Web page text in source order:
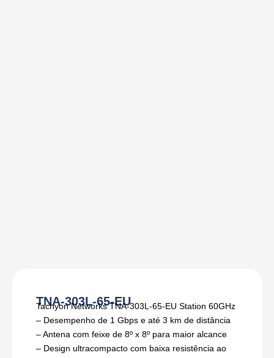
TNA-303L-65-EU
Tachyon Networks TNA-303L-65-EU Station 60GHz
– Desempenho de 1 Gbps e até 3 km de distância
– Antena com feixe de 8º x 8º para maior alcance
– Design ultracompacto com baixa resistência ao